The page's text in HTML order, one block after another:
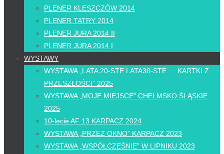
PLENER KLESZCZÓW 2014
PLENER TATRY 2014
PLENER JURA 2014 II
PLENER JURA 2014 I
WYSTAWY
WYSTAWA „LATA 20-STE LATA30-STE … KARTKI Z
PRZESZŁOŚCI” 2025
WYSTAWA „MOJE MIEJSCE” CHEŁMSKO ŚLĄSKIE
2025
10-lecie AF 13 KARPACZ 2024
WYSTAWA „PRZEZ OKNO” KARPACZ 2023
WYSTAWA „WSPÓŁCZEŚNIE” W LIPNIKU 2023